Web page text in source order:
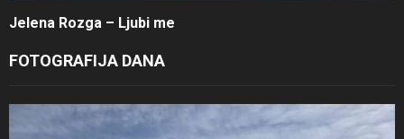
Jelena Rozga – Ljubi me
FOTOGRAFIJA DANA